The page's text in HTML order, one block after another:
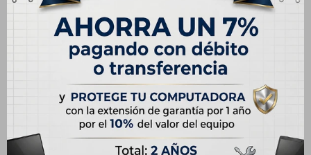
- Brillo: 300 nits
Diseño y dimensiones
- Color: Negro (Black)
- Teclado: Retroiluminado, inglés (US)
- Touchpad: Multitáctil de precisión